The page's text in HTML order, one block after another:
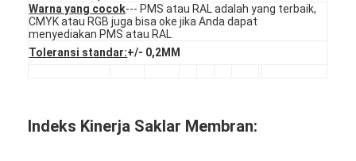
PCB dan Silicone Rubber Membrane Switch
Kemasan Film Pelindung dan Kertas Pengesan
Warna yang cocok--- PMS atau RAL adalah yang terbaik,
CMYK atau RGB juga bisa oke jika Anda dapat
menyediakan PMS atau RAL
Toleransi standar:+/- 0,2MM
Indeks Kinerja Saklar Membran: